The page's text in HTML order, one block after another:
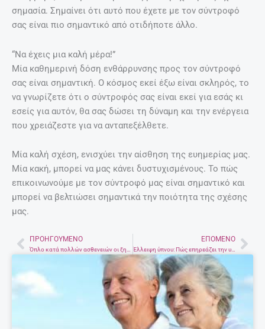
σημασία. Σημαίνει ότι αυτό που έχετε με τον σύντροφό
σας είναι πιο σημαντικό από οτιδήποτε άλλο.
“Να έχεις μια καλή μέρα!”
Μία καθημερινή δόση ενθάρρυνσης προς τον σύντροφό
σας είναι σημαντική. Ο κόσμος εκεί έξω είναι σκληρός, το
να γνωρίζετε ότι ο σύντροφός σας είναι εκεί για εσάς κι
εσείς για αυτόν, θα σας δώσει τη δύναμη και την ενέργεια
που χρειάζεστε για να ανταπεξέλθετε.
Μία καλή σχέση, ενισχύει την αίσθηση της ευημερίας μας.
Μία κακή, μπορεί να μας κάνει δυστυχισμένους. Το πώς
επικοινωνούμε με τον σύντροφό μας είναι σημαντικό και
μπορεί να βελτιώσει σημαντικά την ποιότητα της σχέσης
μας.
PrevΠΡΟΗΓΟΎΜΕΝΟ ΕΠΌΜΕΝΟ
Έλλειψη ύπνου: Πώς επηρεάζει την υγεία και την καθημερινότητα